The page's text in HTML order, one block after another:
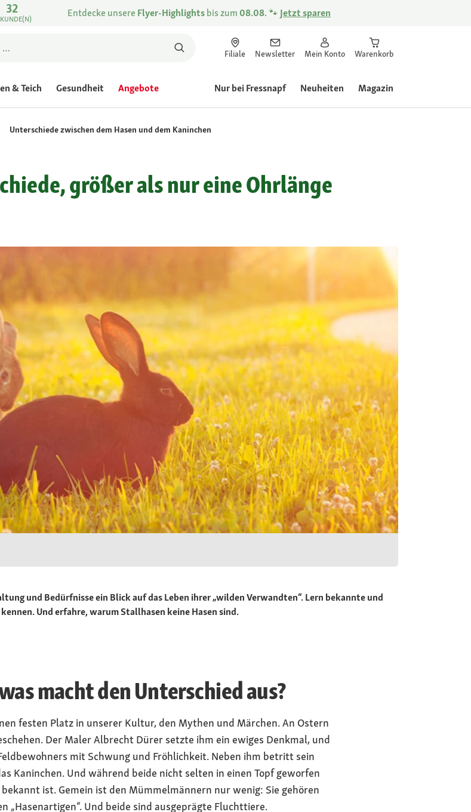
32 Entdecke unsere Flyer-Highlightsbis zum08.08.🐾 Jetzt sparen
Filiale Newsletter Mein Konto Warenkorb
& Teich Gesundheit Angebote Nur bei Fressnapf Neuheiten Magazin
Unterschiede zwischen dem Hasen und dem Kaninchen
größer als nur eine Ohrlänge
und Bedürfnisse ein Blick auf das Leben ihrer „wilden Verwandten“. Lern bekannte und
Und erfahre, warum Stallhasen keine Hasen sind.
macht den Unterschied aus?
festen Platz in unserer Kultur, den Mythen und Märchen. An Ostern
Der Maler Albrecht Dürer setzte ihm ein ewiges Denkmal, und
mit Schwung und Fröhlichkeit. Neben ihm betritt sein
Kaninchen. Und während beide nicht selten in einen Topf geworfen
ist. Gemein ist den Mümmelmännern nur wenig: Sie gehören
„Hasenartigen“. Und beide sind ausgeprägte Fluchttiere.